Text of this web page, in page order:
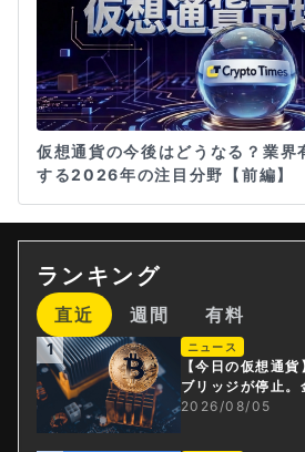
仮想通貨の今後はどうなる？業界
する2026年の注目分野【前編】
ランキング
直近 週間 有料
1 ニュース
【今日の仮想通
ブリッジが停止。
資産・ステーブル
2026/08/05